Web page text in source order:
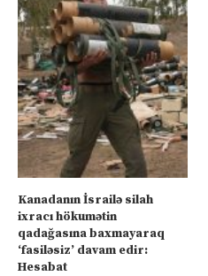
Kanadanın İsrailə silah
ixracı hökumətin
qadağasına baxmayaraq
‘fasiləsiz’ davam edir:
Hesabat